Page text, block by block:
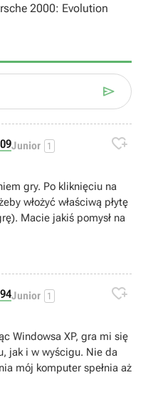
2000: Evolution

Junior 1 
gry. Po kliknięciu na
włożyć właściwą płytę
Macie jakiś pomysł na
Junior 1 
Windowsa XP, gra mi się
jak i w wyścigu. Nie da
mój komputer spełnia aż